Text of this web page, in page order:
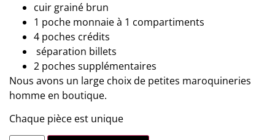
cuir grainé brun
1 poche monnaie à 1 compartiments
4 poches crédits
séparation billets
2 poches supplémentaires
Nous avons un large choix de petites maroquineries
homme en boutique.
Chaque pièce est unique